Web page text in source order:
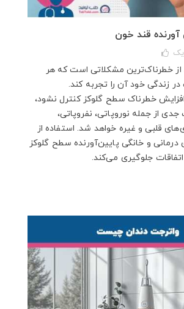
قند خون
از خطرناک‌ترین مشکلاتی است که هر
زندگی خود آن را تجربه کند.
خطرناک سطح گلوکز کنترل نشود،
از جمله نوروپاتی، نفروپاتی،
قلبی و غیره خواهد شد. استفاده از
و خانگی پایین‌آورنده سطح گلوکز
جلوگیری می‌کند.